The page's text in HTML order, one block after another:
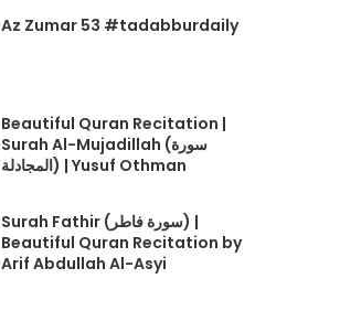
Az Zumar 53 #tadabburdaily
Beautiful Quran Recitation |
Surah Al-Mujadillah (سورة
المجادلة) | Yusuf Othman
Surah Fathir (سورة فاطر) |
Beautiful Quran Recitation by
Arif Abdullah Al-Asyi